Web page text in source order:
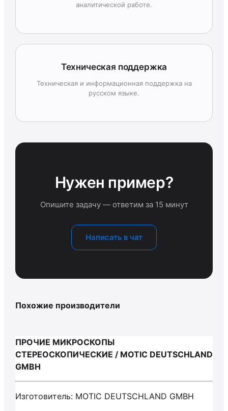
аналитической работе.
Техническая поддержка
Техническая и информационная поддержка на
русском языке.
Нужен пример?
Опишите задачу — ответим за 15 минут
Написать в чат
Похожие производители
ПРОЧИЕ МИКРОСКОПЫ
СТЕРЕОСКОПИЧЕСКИЕ / MOTIC DEUTSCHLAND
GMBH
Изготовитель: MOTIC DEUTSCHLAND GMBH